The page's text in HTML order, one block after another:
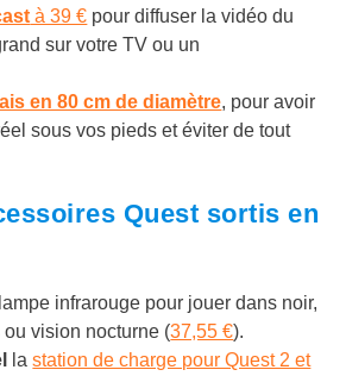
à 39 € pour diffuser la vidéo du
sur votre TV ou un
en 80 cm de diamètre, pour avoir
sous vos pieds et éviter de tout
Quest sortis en
infrarouge pour jouer dans noir,
vision nocturne (37,55 €).
lastation de charge pour Quest 2 et